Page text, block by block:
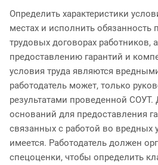
Определить характеристики
местах и исполнить обязанность
трудовых договорах работников,
предоставлению гарантий и
условия труда являются
работодатель может, только
результатами проведенной
оснований для предоставления
связанных с работой во вредных
имеется. Работодатель должен
спецоценки, чтобы определить